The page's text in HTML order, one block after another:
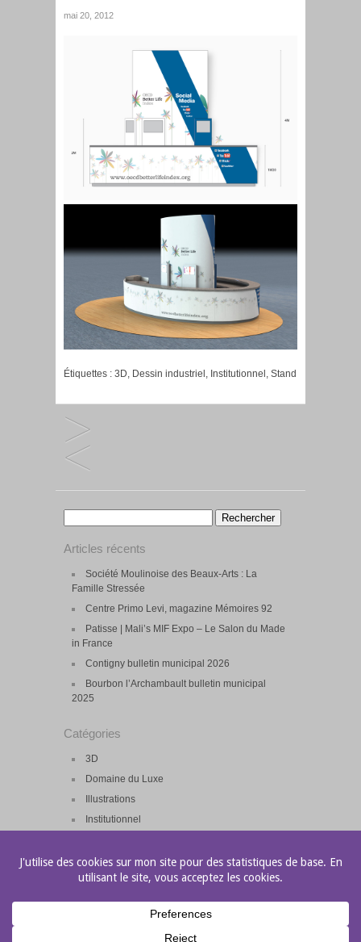
mai 20, 2012
Étiquettes : 3D Dessin industriel Institutionnel Stand
Articles récents
Société Moulinoise des Beaux-Arts : La
Famille Stressée
Centre Primo Levi, magazine Mémoires 92
Patisse | Mali’s MIF Expo – Le Salon du Made
in France
Contigny bulletin municipal 2026
Bourbon l’Archambault bulletin municipal
2025
Catégories
3D
Domaine du Luxe
Illustrations
Institutionnel
Print
Salon
Site Web